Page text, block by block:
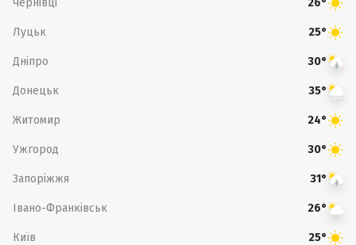
26°
Луцьк 25°
Дніпро 30°
Донецьк 35°
Житомир 24°
Ужгород 30°
Запоріжжя 31°
Івано-Франківськ 26°
Київ 25°